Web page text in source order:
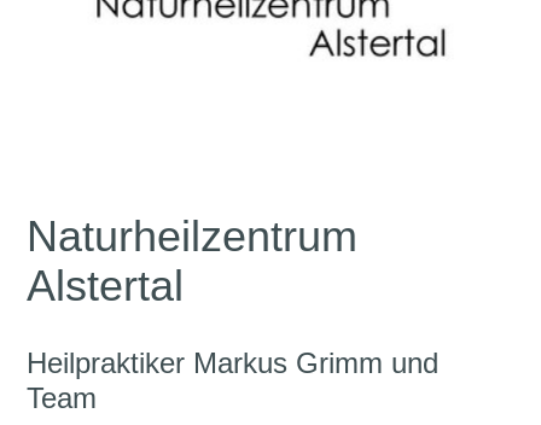
Naturheilzentrum
Alstertal
Heilpraktiker Markus Grimm und
Team